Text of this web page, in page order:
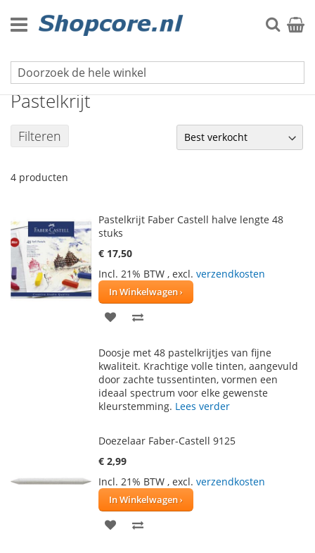
naar
de
Zoek
Schrijfwaren
Pastelkrijt
Filteren
4 producten
Pastelkrijt Faber Castell halve lengte 48
stuks
€ 17,50
Incl. 21% BTW , excl. verzendkosten
In Winkelwagen
VOEG
AAN
VERLANGLIJST
TE
VERGELIJKEN
Doosje met 48 pastelkrijtjes van fijne
kwaliteit. Krachtige volle tinten, aangevuld
door zachte tussentinten, vormen een
ideaal spectrum voor elke gewenste
kleurstemming. Lees verder
Doezelaar Faber-Castell 9125
€ 2,99
Incl. 21% BTW , excl. verzendkosten
In Winkelwagen
VOEG